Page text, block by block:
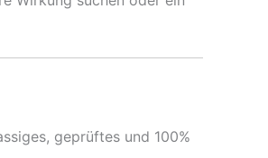
geprüftes und 100%